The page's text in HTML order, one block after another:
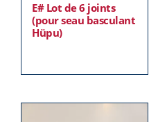
E# Lot de 6 joints
(pour seau basculant
Hüpu)